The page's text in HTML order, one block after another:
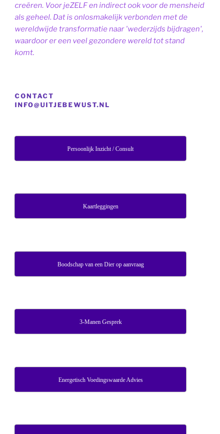
creëren. Voor jeZELF en indirect ook voor de mensheid
als geheel. Dat is onlosmakelijk verbonden met de
wereldwijde transformatie naar 'wederzijds bijdragen',
waardoor er een veel gezondere wereld tot stand
komt.
CONTACT
INFO@UITJEBEWUST.NL
Persoonlijk Inzicht / Consult
Kaartleggingen
Boodschap van een Dier op aanvraag
3-Manen Gesprek
Energetisch Voedingswaarde Advies